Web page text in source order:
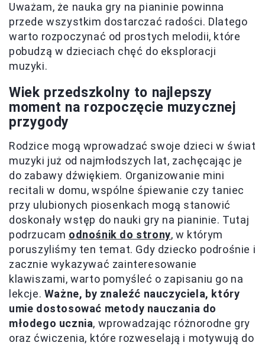
Uważam, że nauka gry na pianinie powinna
przede wszystkim dostarczać radości. Dlatego
warto rozpoczynać od prostych melodii, które
pobudzą w dzieciach chęć do eksploracji
muzyki.
Wiek przedszkolny to najlepszy
moment na rozpoczęcie muzycznej
przygody
Rodzice mogą wprowadzać swoje dzieci w świat
muzyki już od najmłodszych lat, zachęcając je
do zabawy dźwiękiem. Organizowanie mini
recitali w domu, wspólne śpiewanie czy taniec
przy ulubionych piosenkach mogą stanowić
doskonały wstęp do nauki gry na pianinie. Tutaj
podrzucam odnośnik do strony, w którym
poruszyliśmy ten temat. Gdy dziecko podrośnie i
zacznie wykazywać zainteresowanie
klawiszami, warto pomyśleć o zapisaniu go na
lekcje. Ważne, by znaleźć nauczyciela, który
umie dostosować metody nauczania do
młodego ucznia, wprowadzając różnorodne gry
oraz ćwiczenia, które rozweselają i motywują do